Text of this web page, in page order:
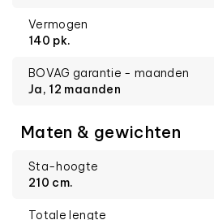
Vermogen
140 pk.
BOVAG garantie - maanden
Ja, 12 maanden
Maten & gewichten
Sta-hoogte
210 cm.
Totale lengte